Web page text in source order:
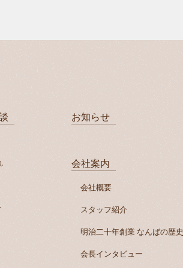
お知らせ
会社案内
会社概要
スタッフ紹介
明治二十年創業 なんばの歴史
会長インタビュー